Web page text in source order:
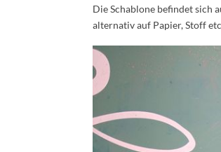
Die Schablone befindet sich
alternativ auf Papier, Stoff